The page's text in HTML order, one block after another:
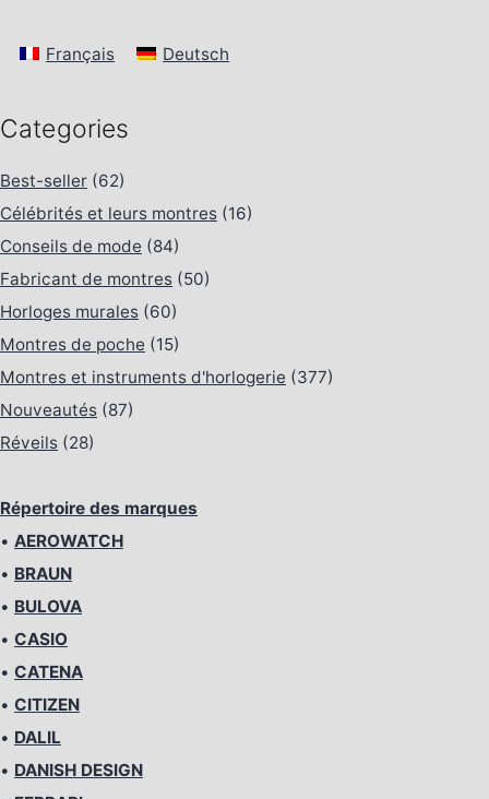
Français Deutsch
Categories
Best-seller (62)
Célébrités et leurs montres (16)
Conseils de mode (84)
Fabricant de montres (50)
Horloges murales (60)
Montres de poche (15)
Montres et instruments d'horlogerie (377)
Nouveautés (87)
Réveils (28)
Répertoire des marques
• AEROWATCH
• BRAUN
• BULOVA
• CASIO
• CATENA
• CITIZEN
• DALIL
• DANISH DESIGN